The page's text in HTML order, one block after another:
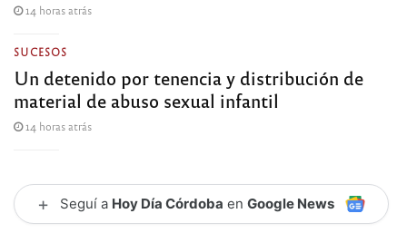
14 horas atrás
SUCESOS
Un detenido por tenencia y distribución de
material de abuso sexual infantil
14 horas atrás
+ Seguí a Hoy Día Córdoba en Google News